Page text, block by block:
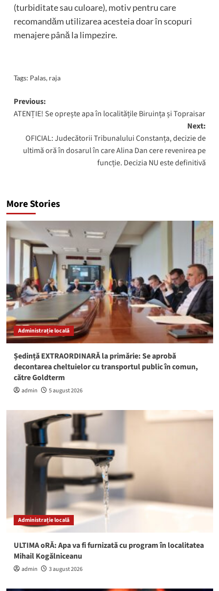
(turbiditate sau culoare), motiv pentru care
recomandăm utilizarea acesteia doar în scopuri
menajere până la limpezire.
Tags: Palas, raja
Post
navigation
Previous:
ATENȚIE! Se oprește apa în localitățile Biruința și Topraisar
Next:
OFICIAL: Judecătorii Tribunalului Constanța, decizie de
ultimă oră în dosarul în care Alina Dan cere revenirea pe
funcție. Decizia NU este definitivă
More Stories
Administrație locală
Ședință EXTRAORDINARĂ la primărie: Se aprobă
decontarea cheltuielor cu transportul public în comun,
către Goldterm
admin 5 august 2026
Administrație locală
ULTIMA oRĂ: Apa va fi furnizată cu program în localitatea
Mihail Kogălniceanu
admin 3 august 2026